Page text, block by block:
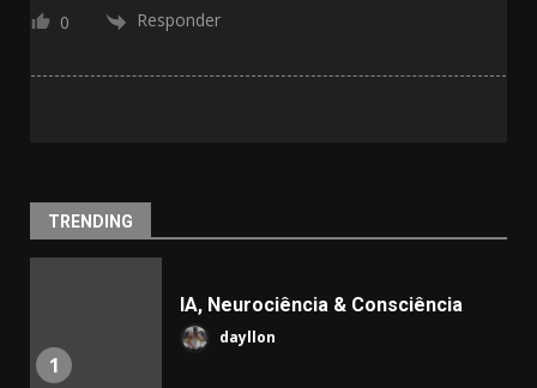
0 Responder
TRENDING
1
IA, Neurociência & Consciência
dayllon